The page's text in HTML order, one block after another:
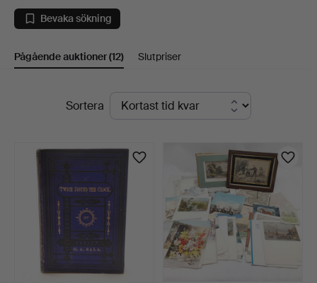
&
Handskrifter
Acreman
Auctioneers
Valuers
Bevaka sökning
Pågående auktioner(12) Slutpriser
PågåendeSortera